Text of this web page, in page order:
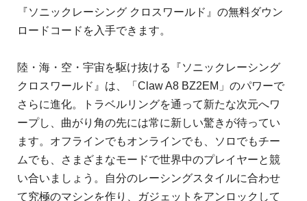
『ソニックレーシング クロスワールド』の無料ダウン
ロードコードを入手できます。
陸・海・空・宇宙を駆け抜ける『ソニックレーシング
クロスワールド』は、「Claw A8 BZ2EM」のパワーで
さらに進化。トラベルリングを通って新たな次元へワ
ープし、曲がり角の先には常に新しい驚きが待ってい
ます。オフラインでもオンラインでも、ソロでもチー
ムでも、さまざまなモードで世界中のプレイヤーと競
い合いましょう。自分のレーシングスタイルに合わせ
て究極のマシンを作り、ガジェットをアンロックして